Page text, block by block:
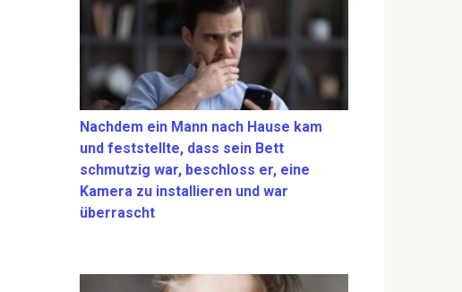
Nachdem ein Mann nach Hause kam
und feststellte, dass sein Bett
schmutzig war, beschloss er, eine
Kamera zu installieren und war
überrascht